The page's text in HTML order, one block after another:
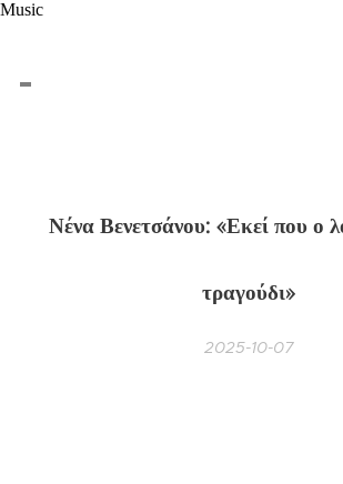
Music
Νένα Βενετσάνου: «Εκεί που ο
τραγούδι»
2025-10-07